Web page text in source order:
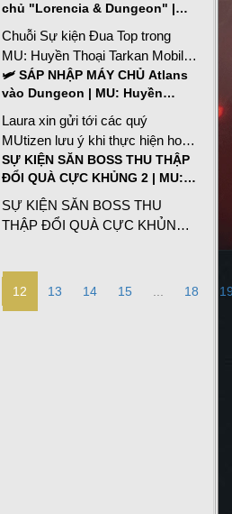
Thoại Tarkan Mobile. Đây là nơi
mà các guild mạnh nhất tranh
đấu để giành quyền kiểm soát
Lorencia Castle - một pháo đài
chiến lược mang lại nhiều lợi ích
chủ "Lorencia & Dungeon" |
Huyền Thoại Tarkan Mobile
Chuỗi Sự kiện Đua Top trong
MU: Huyền Thoại Tarkan Mobile
là một trong những cuộc đua
khốc liệt nhất dành cho các
MUtizens nhằm giành lấy những
phần thưởng giá trị trong thế giới
Tarkan rộng lớn.
🛩 SÁP NHẬP MÁY CHỦ Atlans
vào Dungeon | MU: Huyền
Laura xin gửi tới các quý
MUtizen lưu ý khi thực hiện hoạt
động sáp nhập máy chủ nguồn
(Atlans) sang tài khoản đích
(Dungeon)
SỰ KIỆN SĂN BOSS THU THẬP
ĐỔI QUÀ CỰC KHỦNG 2 | MU:
Huyền Thoại Tarkan Mobile
SỰ KIỆN SĂN BOSS THU
THẬP ĐỔI QUÀ CỰC KHỦNG 2
phục
12 13 14 15 18